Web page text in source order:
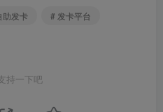
助发卡
# 发卡平台
持一下吧